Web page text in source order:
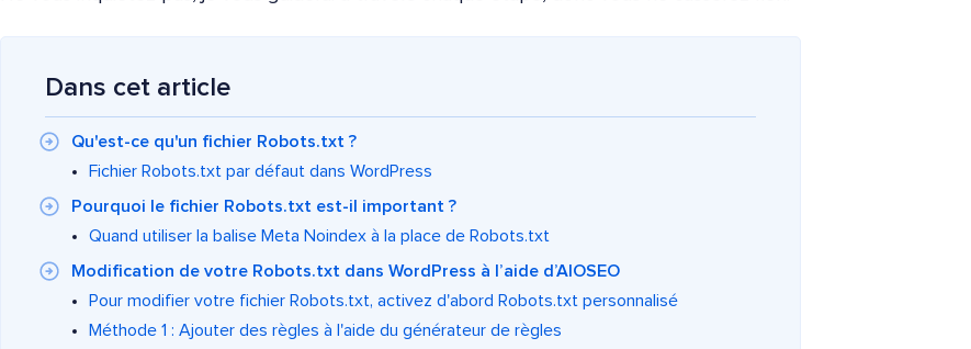
Dans cet article
Qu'est-ce qu'un fichier Robots.txt ?
Fichier Robots.txt par défaut dans WordPress
Pourquoi le fichier Robots.txt est-il important ?
Quand utiliser la balise Meta Noindex à la place de Robots.txt
Modification de votre Robots.txt dans WordPress à l’aide d’AIOSEO
Pour modifier votre fichier Robots.txt, activez d'abord Robots.txt personnalisé
Méthode 1 : Ajouter des règles à l'aide du générateur de règles